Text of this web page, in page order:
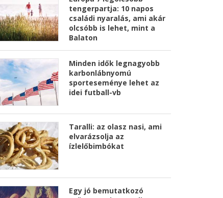
tengerpartja: 10 napos
családi nyaralás, ami akár
olcsóbb is lehet, mint a
Balaton
Minden idők legnagyobb
karbonlábnyomú
sporteseménye lehet az
idei futball-vb
Taralli: az olasz nasi, ami
elvarázsolja az
ízlelőbimbókat
Egy jó bemutatkozó